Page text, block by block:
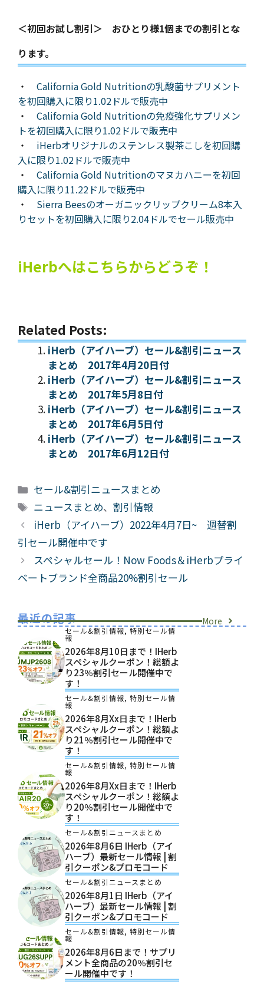
＜初回お試し割引＞ おひとり様1個までの割引とな
ります。
・ California Gold Nutritionの乳酸菌サプリメント
を初回購入に限り1.02ドルで販売中
・ California Gold Nutritionの免疫強化サプリメン
トを初回購入に限り1.02ドルで販売中
・ iHerbオリジナルのステンレス製茶こしを初回購
入に限り1.02ドルで販売中
・ California Gold Nutritionのマヌカハニーを初回
購入に限り11.22ドルで販売中
・ Sierra Beesのオーガニックリップクリーム8本入
りセットを初回購入に限り2.04ドルでセール販売中
iHerbへはこちらからどうぞ！
Related Posts:
iHerb（アイハーブ）セール&割引ニュース
まとめ 2017年4月20日付
iHerb（アイハーブ）セール&割引ニュース
まとめ 2017年5月8日付
iHerb（アイハーブ）セール&割引ニュース
まとめ 2017年6月5日付
iHerb（アイハーブ）セール&割引ニュース
まとめ 2017年6月12日付
カ
テ
リ
ー
セール&割引ニュースまとめ
タ
グ
ニュースまとめ、割引情報
iHerb（アイハーブ）2022年4月7日~ 週替割
引セール開催中です
スペシャルセール！Now Foods＆iHerbプライ
ベートブランド全商品20%割引セール
最近の記事 More
セール&割引情報, 特別セール情
報
2026年8月10日まで！iHerb
スペシャルクーポン！総額よ
り23％割引セール開催中で
す！
セール&割引情報, 特別セール情
報
2026年8月xx日まで！iHerb
スペシャルクーポン！総額よ
り21％割引セール開催中で
す！
セール&割引情報, 特別セール情
報
2026年8月xx日まで！iHerb
スペシャルクーポン！総額よ
り20％割引セール開催中で
す！
セール&割引ニュースまとめ
2026年8月6日 IHerb（アイ
ハーブ）最新セール情報 | 割
引クーポン&プロモコード
セール&割引ニュースまとめ
2026年8月1日 IHerb（アイ
ハーブ）最新セール情報 | 割
引クーポン&プロモコード
セール&割引情報, 特別セール情
報
2026年8月6日まで！サプリ
メント全商品の20％割引セ
ール開催中です！